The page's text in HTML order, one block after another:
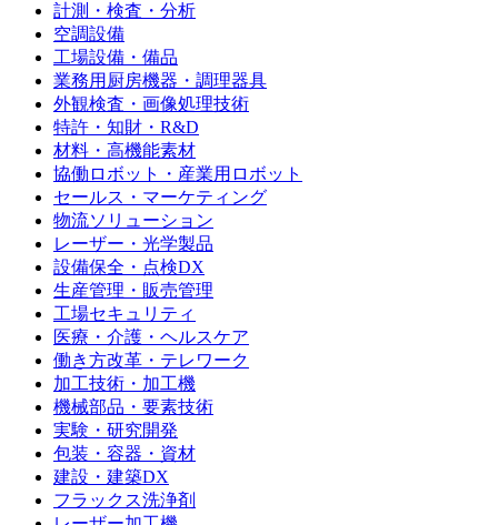
計測・検査・分析
空調設備
工場設備・備品
業務用厨房機器・調理器具
外観検査・画像処理技術
特許・知財・R&D
材料・高機能素材
協働ロボット・産業用ロボット
セールス・マーケティング
物流ソリューション
レーザー・光学製品
設備保全・点検DX
生産管理・販売管理
工場セキュリティ
医療・介護・ヘルスケア
働き方改革・テレワーク
加工技術・加工機
機械部品・要素技術
実験・研究開発
包装・容器・資材
建設・建築DX
フラックス洗浄剤